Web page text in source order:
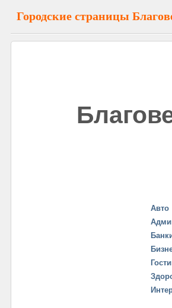
Городские страницы
Авто